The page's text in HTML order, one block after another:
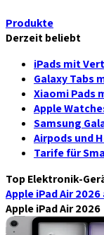
Produkte
Derzeit beliebt
iPads mit
Galaxy Tabs
Xiaomi Pads
Apple
Samsung
Airpods und
Tarife für
Top Elektronik-
Apple iPad Air 2026
Apple iPad Air 2026